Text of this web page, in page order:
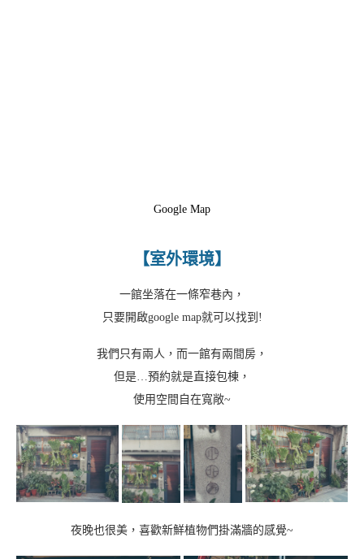
Google Map
【室外環境】
一館坐落在一條窄巷內，
只要開啟google map就可以找到!
我們只有兩人，而一館有兩間房，
但是…預約就是直接包棟，
使用空間自在寬敞~
夜晚也很美，喜歡新鮮植物們掛滿牆的感覺~